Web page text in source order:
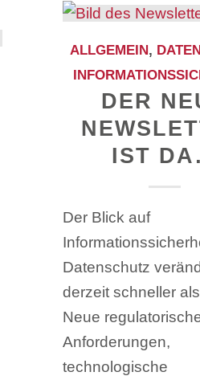
ALLGEMEIN,
DER
IST
Der Blick auf
Datenschutz
derzeit schneller
Neue
Anforderungen,
technologische